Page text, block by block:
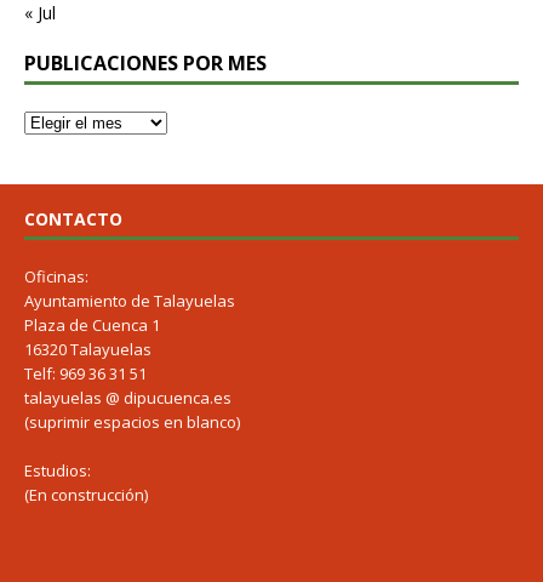
« Jul
PUBLICACIONES POR MES
CONTACTO
Oficinas:
Ayuntamiento de Talayuelas
Plaza de Cuenca 1
16320 Talayuelas
Telf: 969 36 31 51
talayuelas @ dipucuenca.es
(suprimir espacios en blanco)
Estudios:
(En construcción)